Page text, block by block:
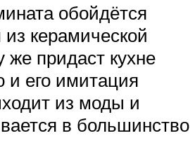
обойдётся
керамической
же придаст кухне
и его имитация
из моды и
в большинство